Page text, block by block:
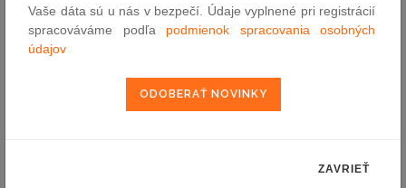
náhrad za pozemky pod stavbami obcí a VÚC
Ústavný súd SR po rokoch otvoril otázku primeranej kompenzácie za
pozemky pod verejnými stavbami obcí a vyšších územných celkov.
Závislá práca po 1. 1. 2026: kde končí podnikanie SZČO a začína
pracovnoprávny vzťah
Vaše dáta sú u nás v bezpečí. Údaje vyplnené pri registrácií
spracováváme podľa podmienok spracovania osobných
údajov
ZAVRIEŤ